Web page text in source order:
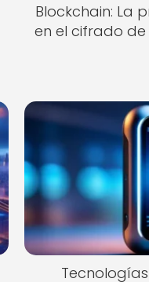
Blockchain: La
en el cifrado